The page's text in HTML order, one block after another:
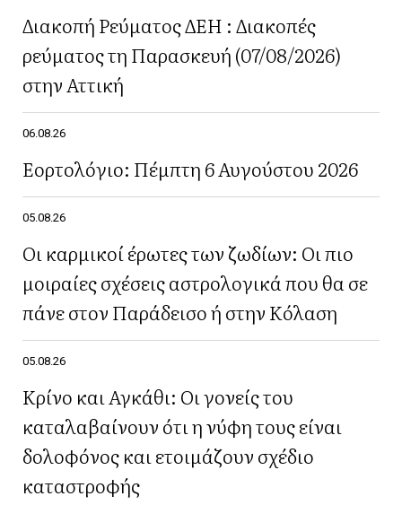
Διακοπή Ρεύματος ΔΕΗ : Διακοπές
ρεύματος τη Παρασκευή (07/08/2026)
στην Αττική
06.08.26
Εορτολόγιο: Πέμπτη 6 Αυγούστου 2026
05.08.26
Οι καρμικοί έρωτες των ζωδίων: Οι πιο
μοιραίες σχέσεις αστρολογικά που θα σε
πάνε στον Παράδεισο ή στην Κόλαση
05.08.26
Κρίνο και Αγκάθι: Οι γονείς του
καταλαβαίνουν ότι η νύφη τους είναι
δολοφόνος και ετοιμάζουν σχέδιο
καταστροφής